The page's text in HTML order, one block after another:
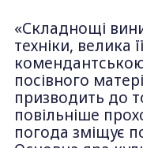
«Складнощі
техніки, велика
посівного
призводить до
повільніше
погода зміщує